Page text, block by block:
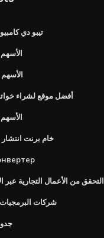
تيبو دي
الأسهم
أفضل موقع لشراء
الأسهم
خام برنت انتشار
التحقق من الأعمال التجارية
شركات البرمجيات